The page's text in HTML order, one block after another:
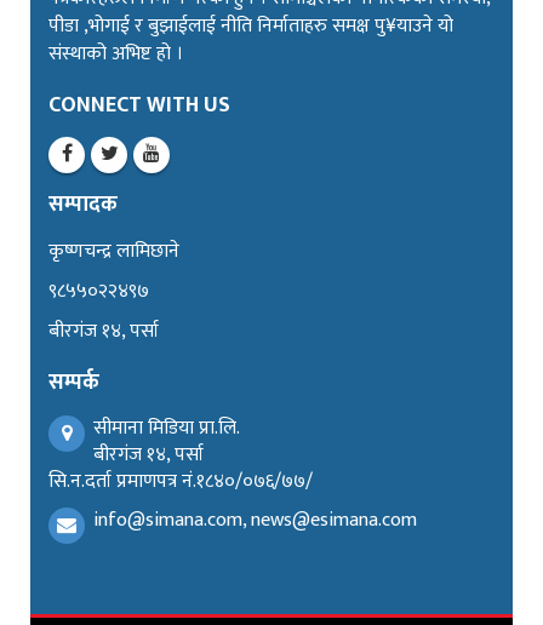
पीडा ,भोगाई र बुझाईलाई नीति निर्माताहरु समक्ष पु¥याउने यो
संस्थाको अभिष्ट हो ।
CONNECT WITH US
सम्पादक
कृष्णचन्द्र लामिछाने
९८५५०२२४९७
बीरगंज १४, पर्सा
सम्पर्क
सीमाना मिडिया प्रा.लि.
बीरगंज १४, पर्सा
सि.न.दर्ता प्रमाणपत्र नं.१८४०/०७६/७७/
info@simana.com, news@esimana.com